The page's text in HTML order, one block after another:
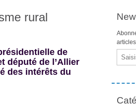
rural
de
député de l’Allier
des intérêts du
Email